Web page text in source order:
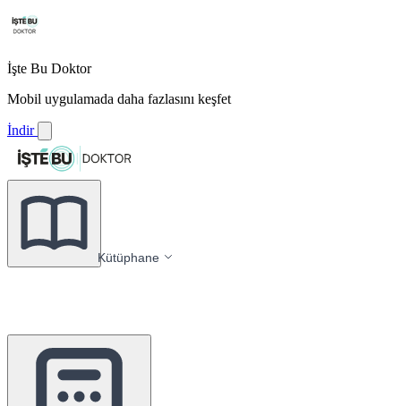
İşte Bu Doktor
Mobil uygulamada daha fazlasını keşfet
İndir
Kütüphane